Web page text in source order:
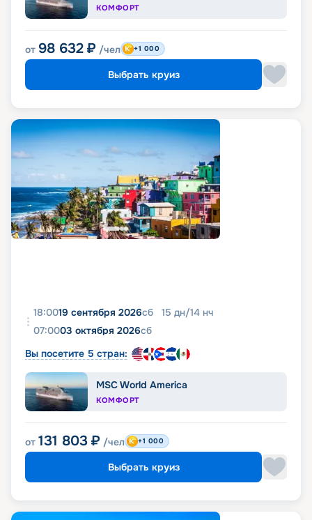
КОМФОРТ
от 98 632 ₽ /чел +1 000
Выбрать круиз
18:0019 сентября 2026сб 15 дн/14 нч
07:0003 октября 2026сб
Вы посетите 5 стран:
MSC World America
КОМФОРТ
от 131 803 ₽ /чел +1 000
Выбрать круиз